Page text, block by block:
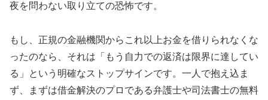
夜を問わない取り立ての恐怖です。
もし、正規の金融機関からこれ以上お金を借りられなくな
ったのなら、それは「もう自力での返済は限界に達してい
る」という明確なストップサインです。一人で抱え込ま
ず、まずは借金解決のプロである弁護士や司法書士の無料